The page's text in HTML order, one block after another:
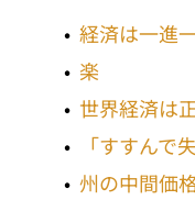
経済は一進
楽
世界経済は
「すすんで
州の中間価